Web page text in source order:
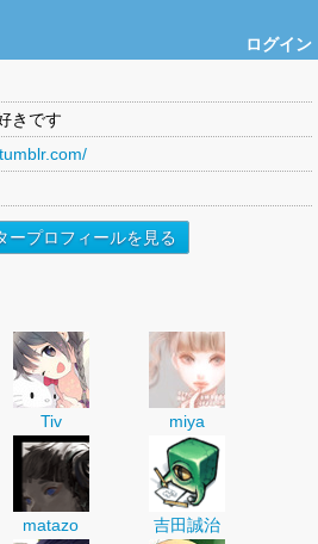
ログイン
きです
ープロフィールを見る
Tiv miya
matazo 吉田誠治